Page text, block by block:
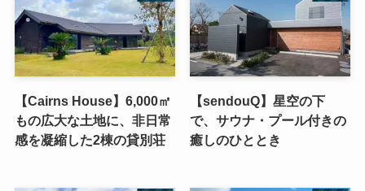
【Cairns House】6,000㎡
もの広大な土地に、非日常
感を凝縮した2棟の貸別荘
【sendouQ】星空の下
で、サウナ・プール付きの
癒しのひととき